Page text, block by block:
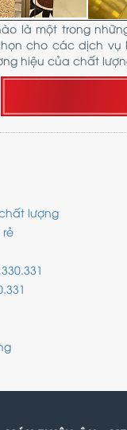
là một trong
cho các dịch
hiệu của chất
lượng
rẻ